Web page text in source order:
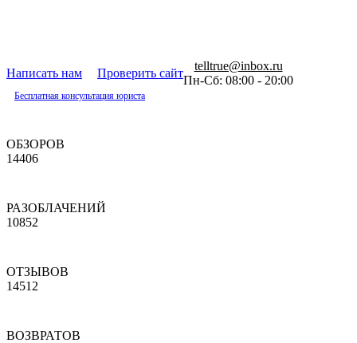
Написать нам Проверить сайт
telltrue@inbox.ru
Пн-Сб: 08:00 - 20:00
Бесплатная консультация юриста
ОБЗОРОВ
14406
РАЗОБЛАЧЕНИЙ
10852
ОТЗЫВОВ
14512
ВОЗВРАТОВ